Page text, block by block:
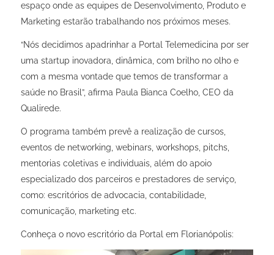
espaço onde as equipes de Desenvolvimento, Produto e
Marketing estarão trabalhando nos próximos meses.
“Nós decidimos apadrinhar a Portal Telemedicina por ser
uma startup inovadora, dinâmica, com brilho no olho e
com a mesma vontade que temos de transformar a
saúde no Brasil”, afirma Paula Bianca Coelho, CEO da
Qualirede.
O programa também prevê a realização de cursos,
eventos de networking, webinars, workshops, pitchs,
mentorias coletivas e individuais, além do apoio
especializado dos parceiros e prestadores de serviço,
como: escritórios de advocacia, contabilidade,
comunicação, marketing etc.
Conheça o novo escritório da Portal em Florianópolis: